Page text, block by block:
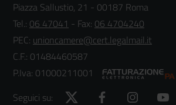
Piazza Sallustio, 21 - 00187 Roma
Tel.: 06 47041 - Fax: 06 4704240
PEC: unioncamere@cert.legalmail.it
C.F.: 01484460587
P.Iva: 01000211001
Seguici su:
Twitter Facebook Instagram